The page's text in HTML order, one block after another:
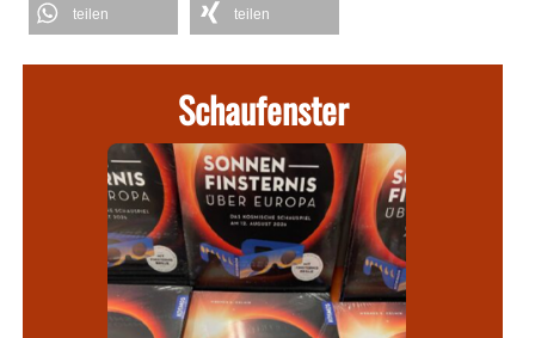
teilen teilen
Schaufenster